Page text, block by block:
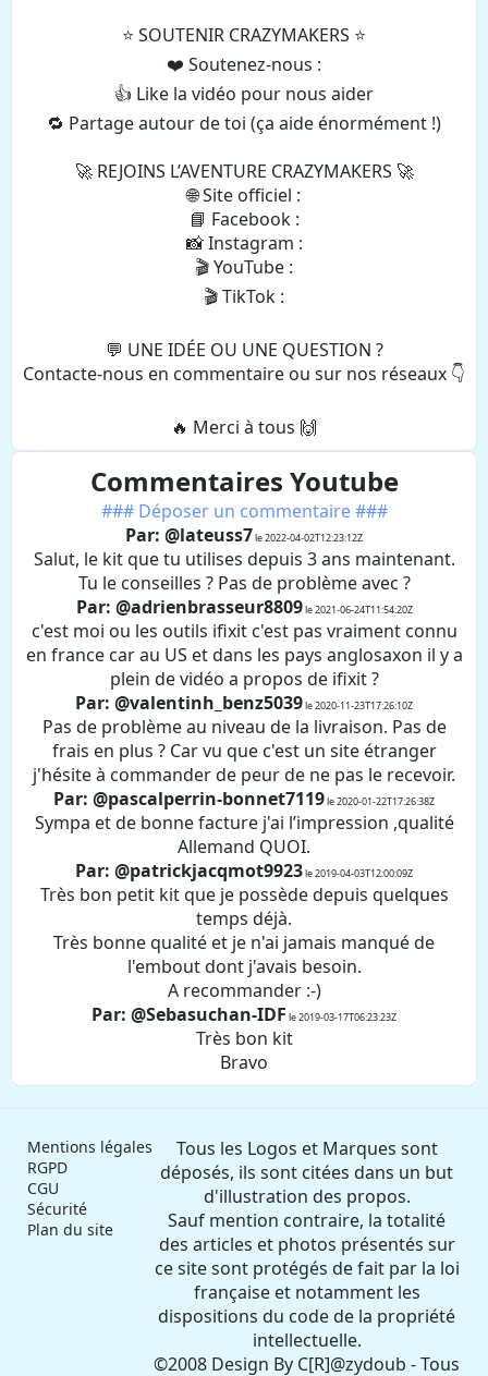
⭐️ SOUTENIR CRAZYMAKERS ⭐️
❤️ Soutenez-nous :
👍 Like la vidéo pour nous aider
🔁 Partage autour de toi (ça aide énormément !)
🚀 REJOINS L’AVENTURE CRAZYMAKERS 🚀
🌐 Site officiel :
📘 Facebook :
📸 Instagram :
🎬 YouTube :
🎬 TikTok :
💬 UNE IDÉE OU UNE QUESTION ?
Contacte-nous en commentaire ou sur nos réseaux 👇
🔥 Merci à tous 🙌
Commentaires Youtube
### Déposer un commentaire ###
Par: @lateuss7le 2022-04-02T12:23:12Z
Salut, le kit que tu utilises depuis 3 ans maintenant.
Tu le conseilles ? Pas de problème avec ?
Par: @adrienbrasseur8809le 2021-06-24T11:54:20Z
c'est moi ou les outils ifixit c'est pas vraiment connu
en france car au US et dans les pays anglosaxon il y a
plein de vidéo a propos de ifixit ?
Par: @valentinh_benz5039le 2020-11-23T17:26:10Z
Pas de problème au niveau de la livraison. Pas de
frais en plus ? Car vu que c'est un site étranger
j'hésite à commander de peur de ne pas le recevoir.
Par: @pascalperrin-bonnet7119le 2020-01-22T17:26:38Z
Sympa et de bonne facture j'ai l’impression ,qualité
Allemand QUOI.
Par: @patrickjacqmot9923le 2019-04-03T12:00:09Z
Très bon petit kit que je possède depuis quelques
temps déjà.
Très bonne qualité et je n'ai jamais manqué de
l'embout dont j'avais besoin.
A recommander :-)
Par: @Sebasuchan-IDF le 2019-03-17T06:23:23Z
Très bon kit
Bravo
Mentions légales
RGPD
CGU
Sécurité
Plan du site
Tous les Logos et Marques sont
déposés, ils sont citées dans un but
d'illustration des propos.
Sauf mention contraire, la totalité
des articles et photos présentés sur
ce site sont protégés de fait par la loi
française et notamment les
dispositions du code de la propriété
intellectuelle.
©2008 Design By C[R]@zydoub - Tous